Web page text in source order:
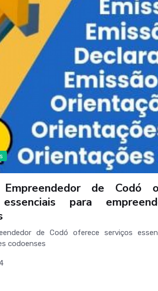
de Codó
para
de Codó oferece serviços
codoenses